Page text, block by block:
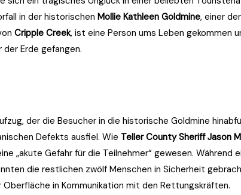
in der historischen Mollie Kathleen Goldmine, einer
Cripple Creek, ist eine Person ums Leben gekommen
Erde gefangen.
der die Besucher in die historische Goldmine
Defekts ausfiel. Wie Teller County Sheriff Jason
„akute Gefahr für die Teilnehmer“ gewesen. Während
die restlichen zwölf Menschen in Sicherheit
in Kommunikation mit den Rettungskräften.